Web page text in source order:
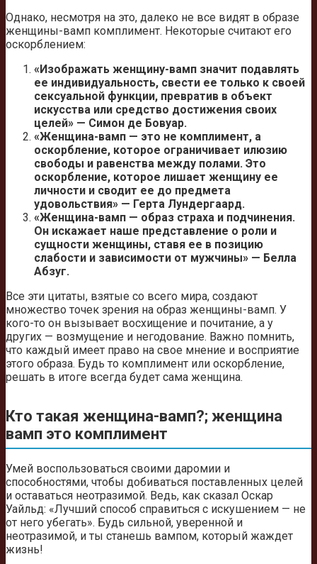
Однако, несмотря на это, далеко не все видят в образе
женщины-вамп комплимент. Некоторые считают его
оскорблением:
«Изображать женщину-вамп значит подавлять
ее индивидуальность, свести ее только к своей
сексуальной функции, превратив в объект
искусства или средство достижения своих
целей» — Симон де Бовуар.
«Женщина-вамп — это не комплимент, а
оскорбление, которое ограничивает илюзию
свободы и равенства между полами. Это
оскорбление, которое лишает женщину ее
личности и сводит ее до предмета
удовольствия» — Герта Лундергаард.
«Женщина-вамп — образ страха и подчинения.
Он искажает наше представление о роли и
сущности женщины, ставя ее в позицию
слабости и зависимости от мужчины» — Белла
Абзуг.
Все эти цитаты, взятые со всего мира, создают
множество точек зрения на образ женщины-вамп. У
кого-то он вызывает восхищение и почитание, а у
других — возмущение и негодование. Важно помнить,
что каждый имеет право на свое мнение и восприятие
этого образа. Будь то комплимент или оскорбление,
решать в итоге всегда будет сама женщина.
Кто такая женщина-вамп?; женщина
вамп это комплимент
Умей воспользоваться своими даромии и
способностями, чтобы добиваться поставленных целей
и оставаться неотразимой. Ведь, как сказал Оскар
Уайльд: «Лучший способ справиться с искушением — не
от него убегать». Будь сильной, уверенной и
неотразимой, и ты станешь вампом, который жаждет
жизнь!